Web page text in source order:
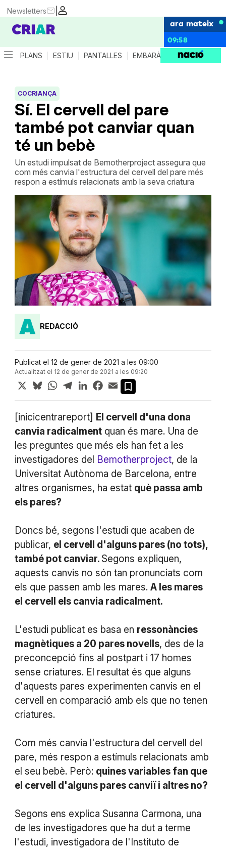
|
Newsletters
ara mateix
09:58
PLANS ESTIU PANTALLES EMBARÀS CRIANÇA
Sí. El cervell del pare
també pot canviar quan
té un bebè
COCRIANÇA
Un estudi impulsat de Bemotherproject assegura que
com més canvia l'estructura del cervell del pare més
respon a estímuls relacionats amb la seva criatura
REDACCIÓ
Publicat el 12 de gener de 2021 a les 09:00
Actualitzat el 12 de gener de 2021 a les 09:20
X BlueskyWhatsApp
TelegramLinkedInFacebook
Email
[inicicentrareport] El cervell d'una dona
canvia radicalmentquan és mare. Una de
les preguntes que més els han fet a les
investigadores del Bemotherproject, de la
Universitat Autònoma de Barcelona, entre
altres organismes, ha estat què passa amb
els pares?
Doncs bé, segons l'estudi que acaben de
publicar, el cervell d'alguns pares (no tots),
també pot canviar. Segons expliquen,
aquests canvis no són tan pronunciats com
els que passen amb les mares. A les mares
el cervell els canvia radicalment.
L'estudi publicat es basa en ressonàncies
magnètiques a 20 pares novells, des de la
preconcepció fins al postpart i 17 homes
sense criatures. El resultat és que alguns
d'aquests pares experimenten canvis en el
cervell en comparació amb els que no tenen
criatures.
Com més canvia l'estructura del cervell del
pare, més respon a estímuls relacionats amb
el seu bebè. Però: quines variables fan que
el cervell d'alguns pares canviï i altres no?
Segons ens explica Susanna Carmona, una
de les investigadores que ha dut a terme
l'estudi, investigadora de l'Instituto de